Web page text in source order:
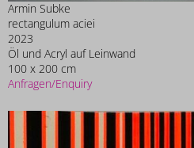
Armin Subke
rectangulum aciei
2023
Öl und Acryl auf Leinwand
100 x 200 cm
Anfragen/Enquiry